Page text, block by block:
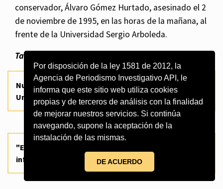
Por disposición de la ley 1581 de 2012, la
Agencia de Periodismo Investigativo API, le
informa que este sitio web utiliza cookies
propias y de terceros de análisis con la finalidad
de mejorar nuestros servicios. Si continúa
navegando, supone la aceptación de la
instalación de las mismas.
DE ACUERDO
conservador, Álvaro Gómez Hurtado, asesinado el 2
de noviembre de 1995, en las horas de la mañana, al
frente de la Universidad Sergio Arboleda.
También le puede interesar:
Nuevos líos por manejo de recursos en la
Universidad Sergio Arboleda
"El virus nos va a infectar a todos", dictamen de
infectólogo